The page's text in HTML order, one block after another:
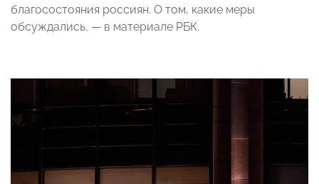
благосостояния россиян. О том, какие меры
обсуждались, — в материале РБК.